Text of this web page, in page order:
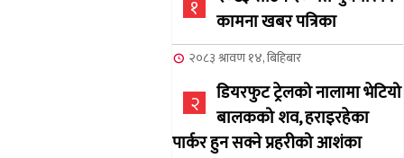
१
कामना खबर पत्रिका
२०८३ श्रावण १४, बिहिबार
२
डियरफुट ट्रेलको नालामा भेटियो
बालकको शव, हराइरहेका
पार्कर हुन सक्ने प्रहरीको आशंका